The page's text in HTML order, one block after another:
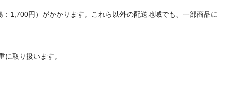
1,700円）がかかります。これら以外の配送地域でも、一部商品に
取り扱います。